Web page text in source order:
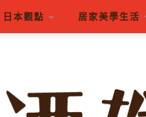
日本觀點 居家美學生活